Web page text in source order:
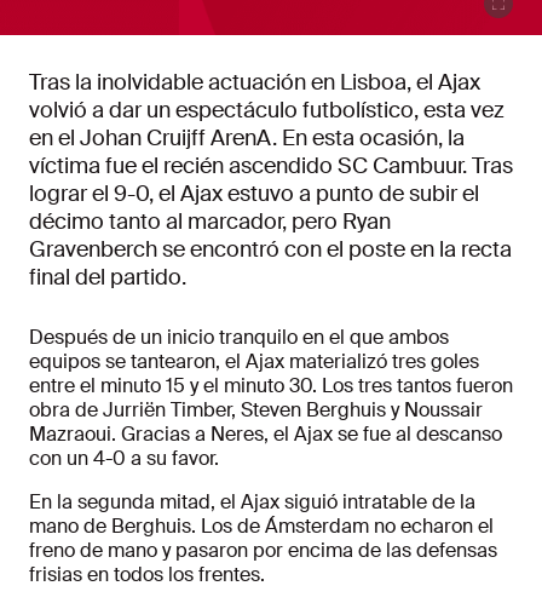
Tras la inolvidable actuación en Lisboa, el Ajax
volvió a dar un espectáculo futbolístico, esta vez
en el Johan Cruijff ArenA. En esta ocasión, la
víctima fue el recién ascendido SC Cambuur. Tras
lograr el 9-0, el Ajax estuvo a punto de subir el
décimo tanto al marcador, pero Ryan
Gravenberch se encontró con el poste en la recta
final del partido.
Después de un inicio tranquilo en el que ambos
equipos se tantearon, el Ajax materializó tres goles
entre el minuto 15 y el minuto 30. Los tres tantos fueron
obra de Jurriën Timber, Steven Berghuis y Noussair
Mazraoui. Gracias a Neres, el Ajax se fue al descanso
con un 4-0 a su favor.
En la segunda mitad, el Ajax siguió intratable de la
mano de Berghuis. Los de Ámsterdam no echaron el
freno de mano y pasaron por encima de las defensas
frisias en todos los frentes.